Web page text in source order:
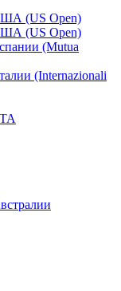
(US Open)
(US Open)
(Mutua
(Internazionali